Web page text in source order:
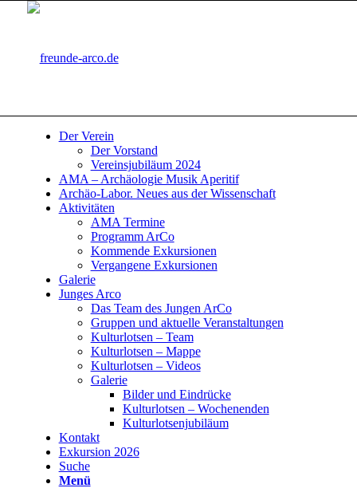
Der Verein
Der Vorstand
Vereinsjubiläum 2024
AMA – Archäologie Musik Aperitif
Archäo-Labor. Neues aus der Wissenschaft
Aktivitäten
AMA Termine
Programm ArCo
Kommende Exkursionen
Vergangene Exkursionen
Galerie
Junges Arco
Das Team des Jungen ArCo
Gruppen und aktuelle Veranstaltungen
Kulturlotsen – Team
Kulturlotsen – Mappe
Kulturlotsen – Videos
Galerie
Bilder und Eindrücke
Kulturlotsen – Wochenenden
Kulturlotsenjubiläum
Kontakt
Exkursion 2026
Suche
Menü